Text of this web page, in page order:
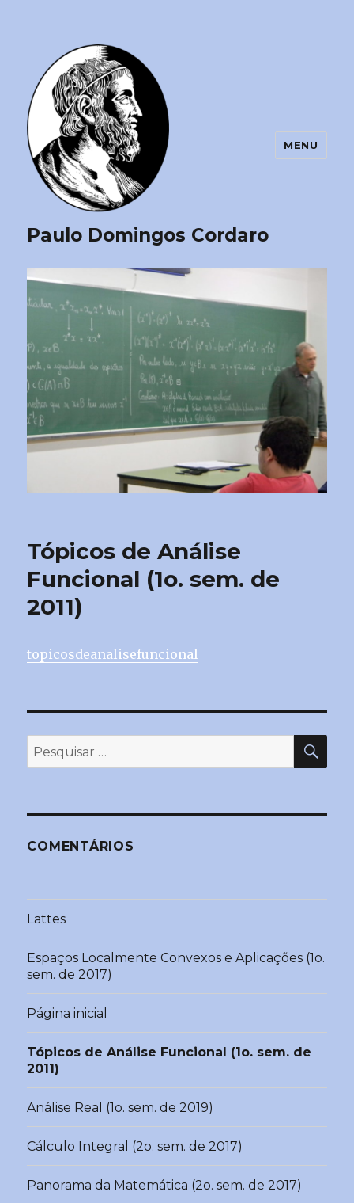
Paulo Domingos Cordaro
MENU
Tópicos de Análise
Funcional (1o. sem. de
2011)
topicosdeanalisefuncional
Pesquisar
por:
COMENTÁRIOS
Lattes
Espaços Localmente Convexos e Aplicações (1o.
sem. de 2017)
Página inicial
Tópicos de Análise Funcional (1o. sem. de
2011)
Análise Real (1o. sem. de 2019)
Cálculo Integral (2o. sem. de 2017)
Panorama da Matemática (2o. sem. de 2017)